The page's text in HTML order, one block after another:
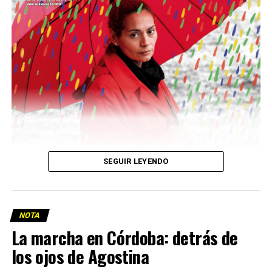
Descargar la Mu en PDF
Viaje a la vida en el Delta: Y la nave
SEGUIR LEYENDO
NOTA
La marcha en Córdoba: detrás de
los ojos de Agostina